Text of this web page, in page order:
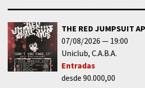
THE RED JUMPSUIT
07/08/2026
19:00
Uniclub C.A.B.A.
Entradas
desde 90.000,00